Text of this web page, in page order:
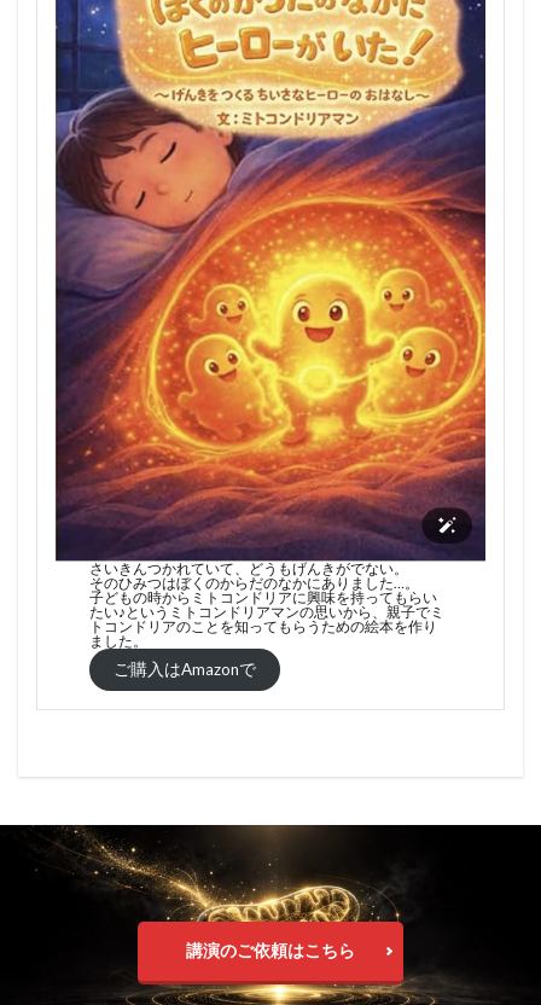
さいきんつかれていて、どうもげんきがでない。
そのひみつはぼくのからだのなかにありました…。
子どもの時からミトコンドリアに興味を持ってもらい
たい♪というミトコンドリアマンの思いから、親子でミ
トコンドリアのことを知ってもらうための絵本を作り
ました。
ご購入はAmazonで
講演のご依頼はこちら